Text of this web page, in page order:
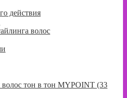
действия
волос
волос тон в тон MYPOINT (33